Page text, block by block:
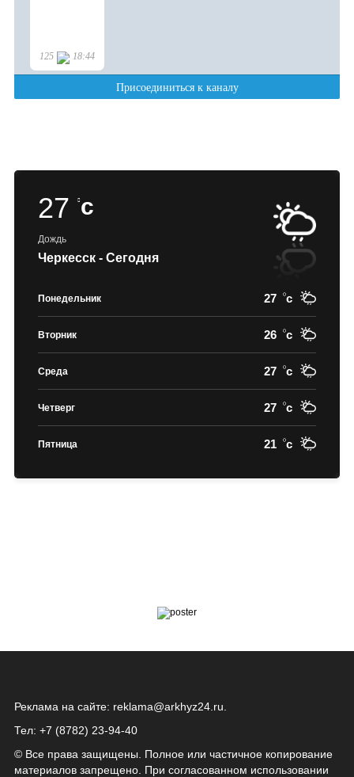
27 c
Дождь
Черкесск - Сегодня
Понедельник 27 c
Вторник 26 c
Среда 27 c
Четверг 27 c
Пятница 21 c
Реклама на сайте: reklama@arkhyz24.ru
Тел: +7 (8782) 23‑94‑40
© Все права защищены. Полное или частичное копирование
материалов запрещено. При согласованном использовании